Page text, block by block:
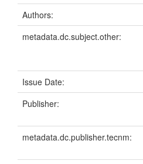
Authors:
metadata.dc.subject.other:
Issue Date:
Publisher:
metadata.dc.publisher.tecnm: